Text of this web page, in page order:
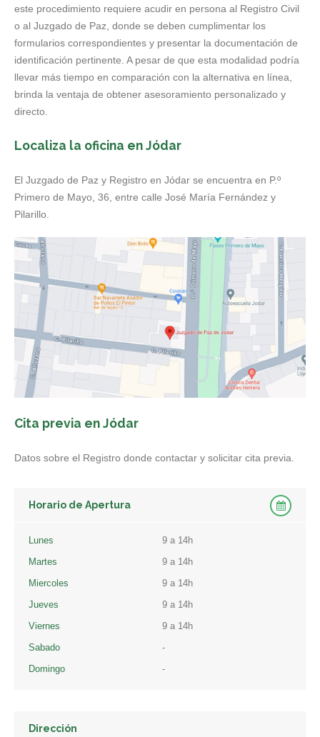
este procedimiento requiere acudir en persona al Registro Civil
o al Juzgado de Paz, donde se deben cumplimentar los
formularios correspondientes y presentar la documentación de
identificación pertinente. A pesar de que esta modalidad podría
llevar más tiempo en comparación con la alternativa en línea,
brinda la ventaja de obtener asesoramiento personalizado y
directo.
Localiza la oficina en Jódar
El Juzgado de Paz y Registro en Jódar se encuentra en P.º
Primero de Mayo, 36, entre calle José María Fernández y
Pilarillo.
Cita previa en Jódar
Datos sobre el Registro donde contactar y solicitar cita previa.
Horario de Apertura
Lunes
9 a 14h
Martes
9 a 14h
Miercoles
9 a 14h
Jueves
9 a 14h
Viernes
9 a 14h
Sabado
-
Domingo
-
Dirección